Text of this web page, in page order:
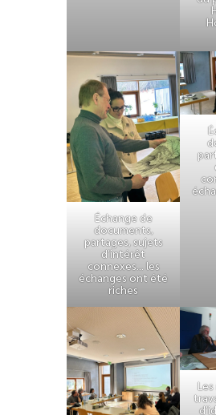
Échange de
documents,
partages, sujets
d’intérêt
connexes… les
échanges ont été
riches